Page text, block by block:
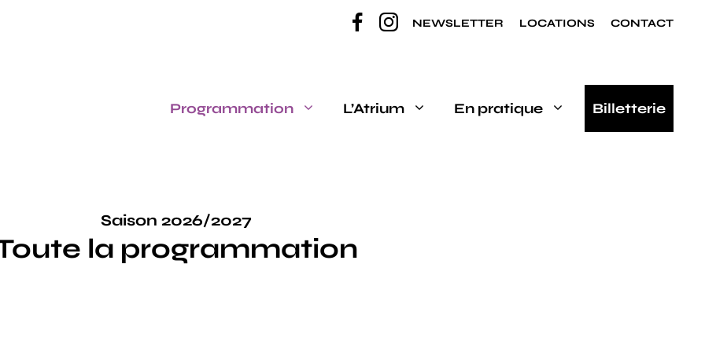
NEWSLETTER LOCATIONS CONTACT
Programmation L’Atrium En pratique Billetterie
Saison 2026/2027
la programmation